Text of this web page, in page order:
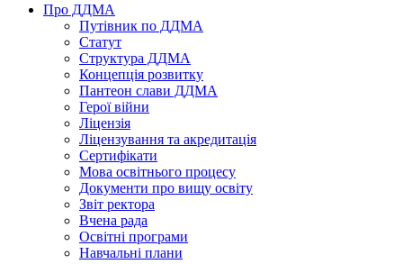
Про ДДМА
Путівник по ДДМА
Статут
Структура ДДМА
Концепція розвитку
Пантеон слави ДДМА
Герої війни
Ліцензія
Ліцензування та акредитація
Сертифікати
Мова освітнього процесу
Документи про вищу освіту
Звіт ректора
Вчена рада
Освітні програми
Навчальні плани